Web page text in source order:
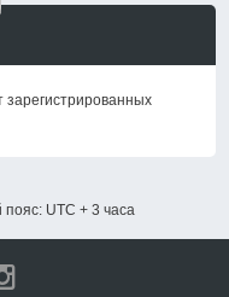
пояс: UTC + 3 часа